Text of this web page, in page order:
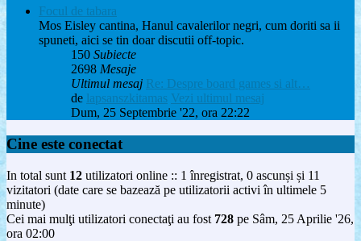
Focul de tabara
Mos Eisley cantina, Hanul cavalerilor negri, cum doriti sa ii
spuneti, aici se tin doar discutii off-topic.
150 Subiecte
2698 Mesaje
Ultimul mesaj Re: Despre board games si alt…
de lapsanszkitamas Vezi ultimul mesaj
Dum, 25 Septembrie '22, ora 22:22
Cine este conectat
In total sunt 12 utilizatori online :: 1 înregistrat, 0 ascunși și 11
vizitatori (date care se bazează pe utilizatorii activi în ultimele 5
minute)
Cei mai mulţi utilizatori conectaţi au fost 728 pe Sâm, 25 Aprilie '26,
ora 02:00